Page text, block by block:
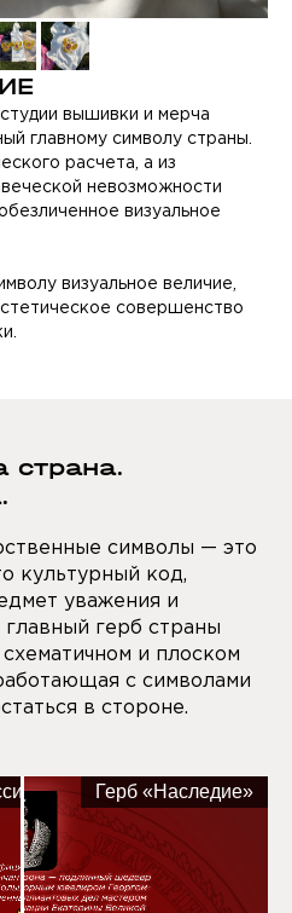
вышивки и мерча
главному символу страны.
расчета, а из
невозможности
визуальное
визуальное величие,
совершенство
страна.
символы — это
культурный код,
уважения и
герб страны
и плоском
с символами
в стороне.
Федерации
Герб «Наследие»